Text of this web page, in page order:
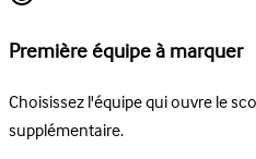
Première équipe à marquer
Choisissez l'équipe qui ouvre le
supplémentaire.